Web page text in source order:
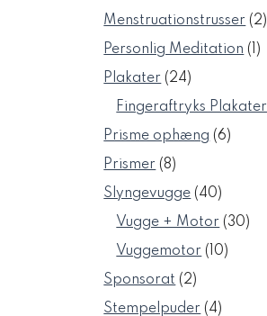
vare
Menstruationstrusser 22
Personlig Meditation
1
Plakater 2424
varer
Fingeraftryks Plakater
Prisme ophæng 66
Prismer 88
varer
Slyngevugge 4040
varer
Vugge + Motor 3030
Vuggemotor 1010
Sponsorat 22
varer
Stempelpuder 44